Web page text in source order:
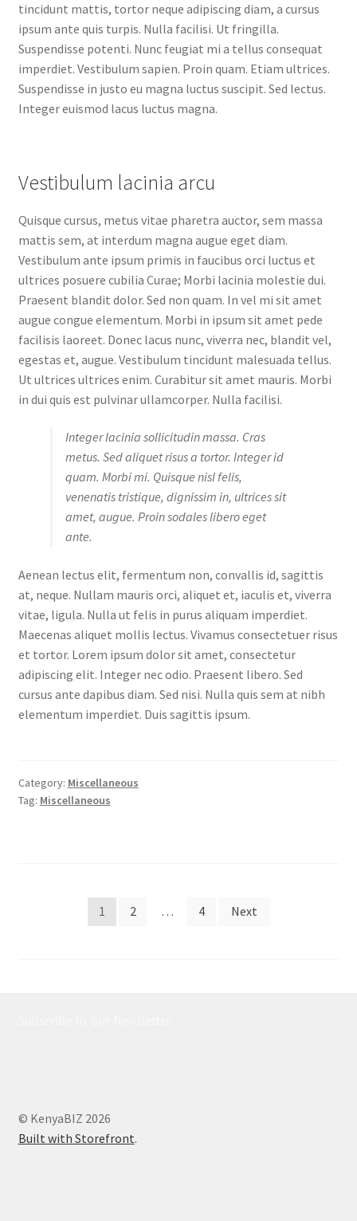
tincidunt mattis, tortor neque adipiscing diam, a cursus
ipsum ante quis turpis. Nulla facilisi. Ut fringilla.
Suspendisse potenti. Nunc feugiat mi a tellus consequat
imperdiet. Vestibulum sapien. Proin quam. Etiam ultrices.
Suspendisse in justo eu magna luctus suscipit. Sed lectus.
Integer euismod lacus luctus magna.
Vestibulum lacinia arcu
Quisque cursus, metus vitae pharetra auctor, sem massa
mattis sem, at interdum magna augue eget diam.
Vestibulum ante ipsum primis in faucibus orci luctus et
ultrices posuere cubilia Curae; Morbi lacinia molestie dui.
Praesent blandit dolor. Sed non quam. In vel mi sit amet
augue congue elementum. Morbi in ipsum sit amet pede
facilisis laoreet. Donec lacus nunc, viverra nec, blandit vel,
egestas et, augue. Vestibulum tincidunt malesuada tellus.
Ut ultrices ultrices enim. Curabitur sit amet mauris. Morbi
in dui quis est pulvinar ullamcorper. Nulla facilisi.
Integer lacinia sollicitudin massa. Cras
metus. Sed aliquet risus a tortor. Integer id
quam. Morbi mi. Quisque nisl felis,
venenatis tristique, dignissim in, ultrices sit
amet, augue. Proin sodales libero eget
ante.
Aenean lectus elit, fermentum non, convallis id, sagittis
at, neque. Nullam mauris orci, aliquet et, iaculis et, viverra
vitae, ligula. Nulla ut felis in purus aliquam imperdiet.
Maecenas aliquet mollis lectus. Vivamus consectetuer risus
et tortor. Lorem ipsum dolor sit amet, consectetur
adipiscing elit. Integer nec odio. Praesent libero. Sed
cursus ante dapibus diam. Sed nisi. Nulla quis sem at nibh
elementum imperdiet. Duis sagittis ipsum.
Category: Miscellaneous
Tag: Miscellaneous
1 2 … 4 Next
© KenyaBIZ 2026
Built with Storefront.